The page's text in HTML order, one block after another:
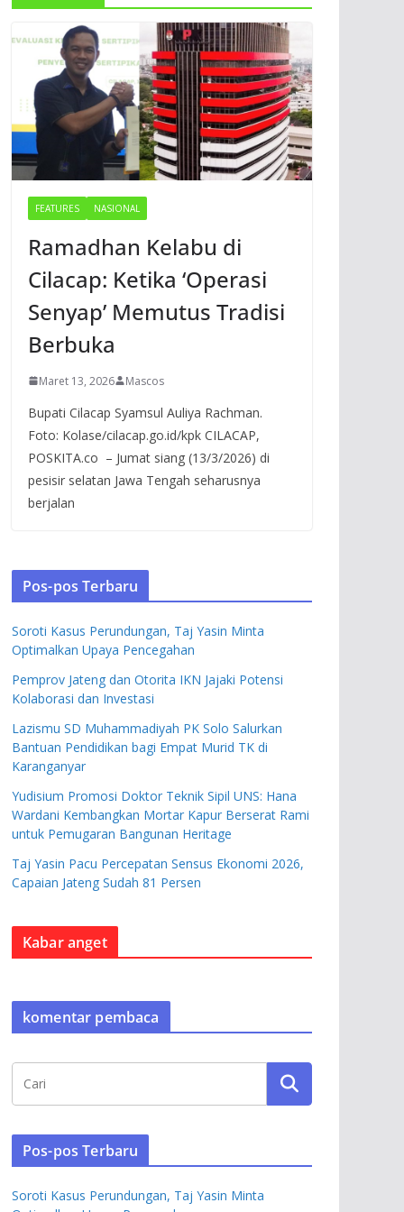
FEATURES NASIONAL
Ramadhan Kelabu di
Cilacap: Ketika ‘Operasi
Senyap’ Memutus Tradisi
Berbuka
Maret 13, 2026 Mascos
Bupati Cilacap Syamsul Auliya Rachman.
Foto: Kolase/cilacap.go.id/kpk CILACAP,
POSKITA.co – Jumat siang (13/3/2026) di
pesisir selatan Jawa Tengah seharusnya
berjalan
Pos-pos Terbaru
Soroti Kasus Perundungan, Taj Yasin Minta
Optimalkan Upaya Pencegahan
Pemprov Jateng dan Otorita IKN Jajaki Potensi
Kolaborasi dan Investasi
Lazismu SD Muhammadiyah PK Solo Salurkan
Bantuan Pendidikan bagi Empat Murid TK di
Karanganyar
Yudisium Promosi Doktor Teknik Sipil UNS: Hana
Wardani Kembangkan Mortar Kapur Berserat Rami
untuk Pemugaran Bangunan Heritage
Taj Yasin Pacu Percepatan Sensus Ekonomi 2026,
Capaian Jateng Sudah 81 Persen
Kabar anget
komentar pembaca
Pos-pos Terbaru
Soroti Kasus Perundungan, Taj Yasin Minta